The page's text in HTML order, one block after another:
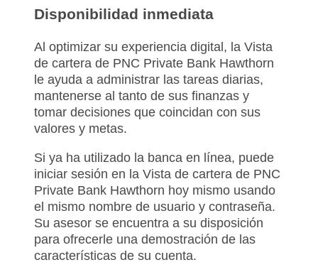
Disponibilidad inmediata
Al optimizar su experiencia digital, la Vista
de cartera de PNC Private Bank Hawthorn
le ayuda a administrar las tareas diarias,
mantenerse al tanto de sus finanzas y
tomar decisiones que coincidan con sus
valores y metas.
Si ya ha utilizado la banca en línea, puede
iniciar sesión en la Vista de cartera de PNC
Private Bank Hawthorn hoy mismo usando
el mismo nombre de usuario y contraseña.
Su asesor se encuentra a su disposición
para ofrecerle una demostración de las
características de su cuenta.